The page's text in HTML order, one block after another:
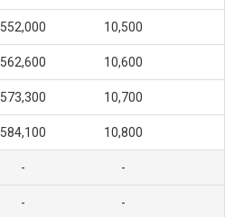
552,000 10,500
562,600 10,600
573,300 10,700
584,100 10,800
- -
- -